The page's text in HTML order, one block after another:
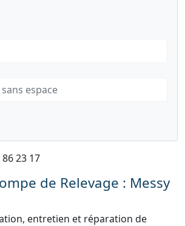
23 17
de Relevage : Messy
entretien et réparation de